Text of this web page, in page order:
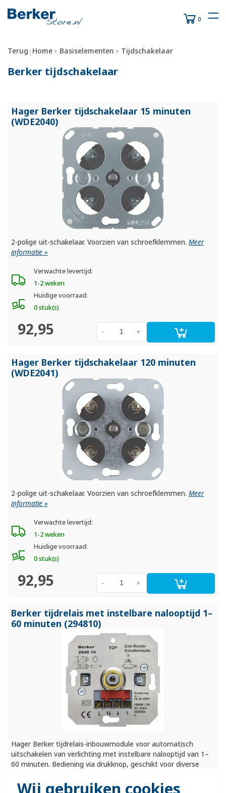
Wij gebruiken cookies
0
Terug | Home Basiselementen Tijdschakelaar
Berker tijdschakelaar
Hager Berker tijdschakelaar 15 minuten
(WDE2040)
2-polige uit-schakelaar. Voorzien van schroefklemmen.Meer
informatie »
Verwachte levertijd:
1-2 weken
Huidige voorraad:
0 stuk(s)
92,95 +
-
Hager Berker tijdschakelaar 120 minuten
(WDE2041)
2-polige uit-schakelaar. Voorzien van schroefklemmen.Meer
informatie »
Verwachte levertijd:
1-2 weken
Huidige voorraad:
0 stuk(s)
92,95 +
-
Berker tijdrelais met instelbare nalooptijd 1–
60 minuten (294810)
Hager Berker tijdrelais-inbouwmodule voor automatisch
uitschakelen van verlichting met instelbare nalooptijd van 1–
60 minuten. Bediening via drukknop, geschikt voor diverse
nevenpostingang.Meer informatie »